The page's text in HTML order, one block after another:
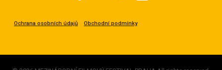
Ochrana osobních údajů Obchodní podmínky